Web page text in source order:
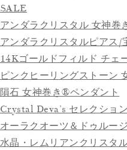
SALE
アンダラクリスタル 女神巻
アンダラクリスタルピアス/
14Kゴールドフィルド チェ
ピンクヒーリングストーン
隕石 女神巻き®ペンダント
Crystal Deva’s セレクショ
オーラクオーツ＆ドゥルー
水晶・レムリアンクリスタ